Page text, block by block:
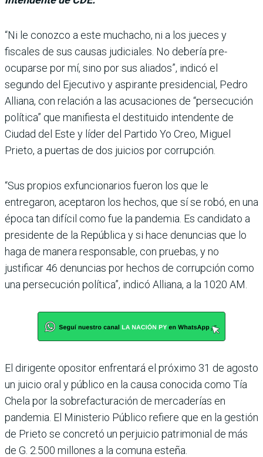
“Ni le conozco a este mucha­cho, ni a los jueces y
fiscales de sus cau­sas judiciales. No debería pre­
ocuparse por mí, sino por sus aliados”, indicó el
segundo del Ejecutivo y aspirante presi­dencial, Pedro
Alliana, con relación a las acusaciones de “persecución
política” que manifiesta el destituido intendente de
Ciudad del Este y líder del Partido Yo Creo, Miguel
Prieto, a puertas de dos juicios por corrupción.
“Sus propios exfuncionarios fueron los que le
entregaron, aceptaron los hechos, que sí se robó, en una
época tan difí­cil como fue la pandemia. Es candidato a
presidente de la República y si hace denun­cias que lo
haga de manera responsable, con pruebas, y no
justificar 46 denuncias por hechos de corrupción como
una persecución política”, indicó Alliana, a la 1020 AM.
El dirigente opositor enfren­tará el próximo 31 de agosto
un juicio oral y público en la causa conocida como Tía
Chela por la sobrefacturación de mercaderías en
pandemia. El Ministerio Público refiere que en la gestión
de Prieto se concretó un perjuicio patri­monial de más
de G. 2.500 millones a la comuna esteña.